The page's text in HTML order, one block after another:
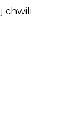
chwili